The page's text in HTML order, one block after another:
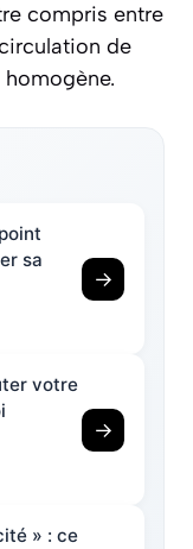
compris entre
de
sa
→
votre
→
» : ce